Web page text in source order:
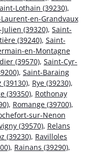
Lothain (39230),
en-Grandvaux
(39320), Saint-
(39240), Saint-
en-Montagne
(39570), Saint-Cyr-
, Saint-Baraing
(39130), Rye (39230),
(39350), Rothonay
, Romange (39700),
sur-Nenon
(39570), Relans
(39230), Ravilloles
, Rainans (39290),